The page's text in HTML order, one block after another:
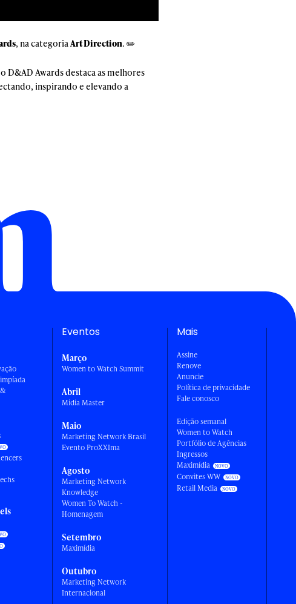
, na categoria Art Direction. ✏️
Awards destaca as melhores
inspirando e elevando a
Eventos
Março
Women to Watch Summit
Abril
Mídia Master
Maio
Marketing Network Brasil
Evento ProXXIma
Agosto
Marketing Network
Knowledge
Women To Watch -
Homenagem
Setembro
Maximídia
Outubro
Marketing Network
Internacional
Mais
Assine
Renove
Anuncie
Política de privacidade
Fale conosco
Edição semanal
Women to Watch
Portfólio de Agências
Ingressos
Maximídia
Convites WW
Retail Media